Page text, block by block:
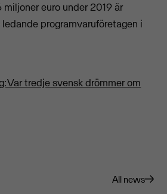
euro under 2019 är
programvaruföretagen i
tredje svensk drömmer om
All news